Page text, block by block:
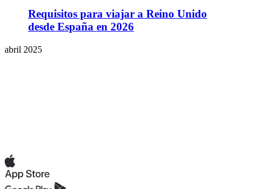
Requisitos para viajar a Reino Unido
desde España en 2026
abril 2025